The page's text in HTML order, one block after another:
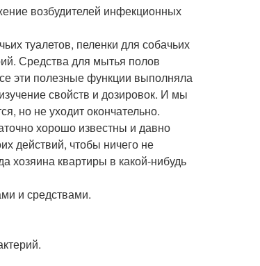
возбудителей инфекционных
туалетов, пеленки для собачьих
Средства для мытья полов
эти полезные функции выполняла
свойств и дозировок. И мы
но не уходит окончательно.
хорошо известны и давно
действий, чтобы ничего не
хозяина квартиры в какой-нибудь
и средствами.